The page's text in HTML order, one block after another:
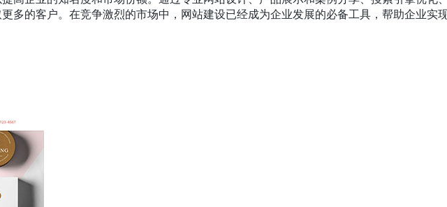
多的客户。在竞争激烈的市场中，网站建设已经成为企业发展的必备工具，帮助企业实